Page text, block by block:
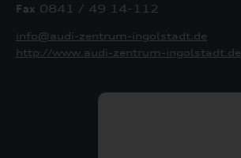
Fax 0841 / 49 14-112
info@audi-zentrum-ingolstadt.de
http://www.audi-zentrum-ingolstadt.de